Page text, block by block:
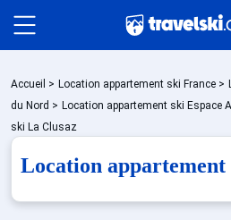
Packages
Accueil > Location appartement ski France >
du Nord > Location appartement ski Espace
ski La Clusaz
Location appartement